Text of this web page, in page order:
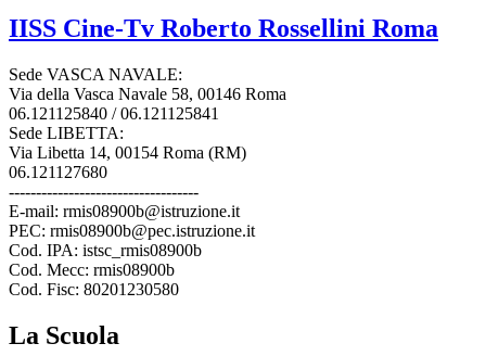
IISS Cine-Tv Roberto Rossellini Roma
Sede VASCA NAVALE:
Via della Vasca Navale 58, 00146 Roma
06.121125840 / 06.121125841
Sede LIBETTA:
Via Libetta 14, 00154 Roma (RM)
06.121127680
-----------------------------------
E-mail: rmis08900b@istruzione.it
PEC: rmis08900b@pec.istruzione.it
Cod. IPA: istsc_rmis08900b
Cod. Mecc: rmis08900b
Cod. Fisc: 80201230580
La Scuola